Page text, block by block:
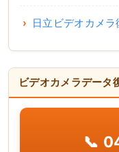
日立ビデオカメラ
ビデオカメラデータ
📞